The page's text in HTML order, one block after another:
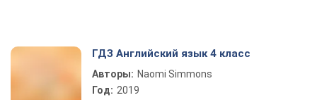
ГДЗ Английский язык 4 класс
Авторы: Naomi Simmons
Год: 2019